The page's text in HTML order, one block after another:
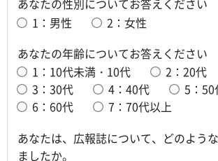
あなたの性別についてお答えください
1：男性
2：女性
あなたの年齢についてお答えください
1：10代未満・10代
2：20代
3：30代
4：40代
5：50
6：60代
7：70代以上
あなたは、広報誌について、どのよう
ましたか。